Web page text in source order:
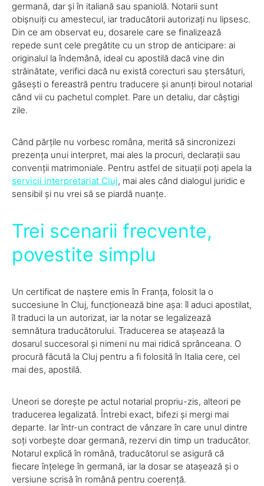
germană, dar și în italiană sau spaniolă. Notarii sunt
obișnuiți cu amestecul, iar traducătorii autorizați nu lipsesc.
Din ce am observat eu, dosarele care se finalizează
repede sunt cele pregătite cu un strop de anticipare: ai
originalul la îndemână, ideal cu apostilă dacă vine din
străinătate, verifici dacă nu există corecturi sau ștersături,
găsești o fereastră pentru traducere și anunți biroul notarial
când vii cu pachetul complet. Pare un detaliu, dar câștigi
zile.
Când părțile nu vorbesc româna, merită să sincronizezi
prezența unui interpret, mai ales la procuri, declarații sau
convenții matrimoniale. Pentru astfel de situații poți apela la
servicii interpretariat Cluj, mai ales când dialogul juridic e
sensibil și nu vrei să se piardă nuanțe.
Trei scenarii frecvente,
povestite simplu
Un certificat de naștere emis în Franța, folosit la o
succesiune în Cluj, funcționează bine așa: îl aduci apostilat,
îl traduci la un autorizat, iar la notar se legalizează
semnătura traducătorului. Traducerea se atașează la
dosarul succesoral și nimeni nu mai ridică sprânceana. O
procură făcută la Cluj pentru a fi folosită în Italia cere, cel
mai des, apostilă.
Uneori se dorește pe actul notarial propriu-zis, alteori pe
traducerea legalizată. Întrebi exact, bifezi și mergi mai
departe. Iar într-un contract de vânzare în care unul dintre
soți vorbește doar germană, rezervi din timp un traducător.
Notarul explică în română, traducătorul se asigură că
fiecare înțelege în germană, iar la dosar se atașează și o
versiune scrisă în română pentru coerență.